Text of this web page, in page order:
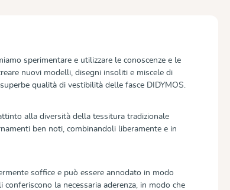
sperimentare e utilizzare le conoscenze e le
nuovi modelli, disegni insoliti e miscele di
qualità di vestibilità delle fasce DIDYMOS.
alla diversità della tessitura tradizionale
ben noti, combinandoli liberamente e in
soffice e può essere annodato in modo
la necessaria aderenza, in modo che